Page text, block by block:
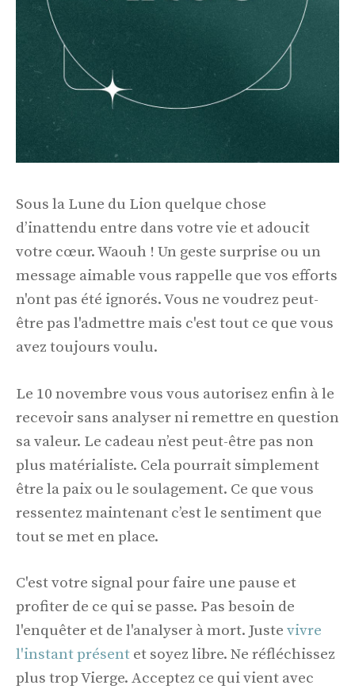
Sous la Lune du Lion quelque chose
d’inattendu entre dans votre vie et adoucit
votre cœur. Waouh ! Un geste surprise ou un
message aimable vous rappelle que vos efforts
n'ont pas été ignorés. Vous ne voudrez peut-
être pas l'admettre mais c'est tout ce que vous
avez toujours voulu.
Le 10 novembre vous vous autorisez enfin à le
recevoir sans analyser ni remettre en question
sa valeur. Le cadeau n’est peut-être pas non
plus matérialiste. Cela pourrait simplement
être la paix ou le soulagement. Ce que vous
ressentez maintenant c’est le sentiment que
tout se met en place.
C'est votre signal pour faire une pause et
profiter de ce qui se passe. Pas besoin de
l'enquêter et de l'analyser à mort. Juste vivre
l'instant présent et soyez libre. Ne réfléchissez
plus trop Vierge. Acceptez ce qui vient avec